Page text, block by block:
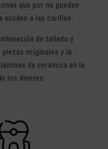
que por no pueden
a las carillas.
de tallado y
piezas originales y la
de cerámica en la
los dientes.